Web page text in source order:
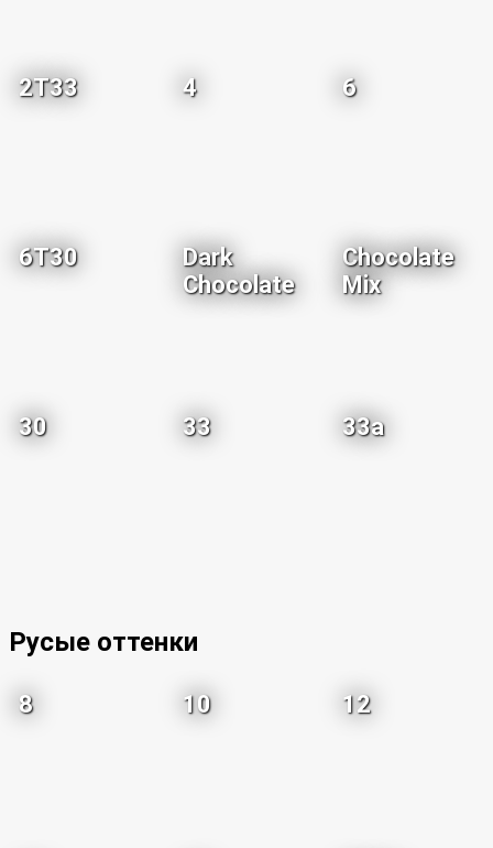
2T33 4 6
6T30
Dark
Chocolate
Chocolate
Mix
30 33 33a
Русые оттенки
8 10 12